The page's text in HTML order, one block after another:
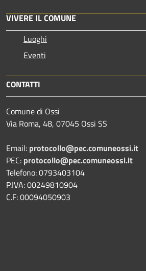
VIVERE IL COMUNE
Luoghi
Eventi
CONTATTI
Comune di Ossi
Via Roma, 48, 07045 Ossi SS
Email: protocollo@pec.comuneossi.it
PEC: protocollo@pec.comuneossi.it
Telefono: 0793403104
P.IVA: 00249810904
C.F: 00094050903